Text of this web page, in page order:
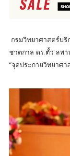
กรมวิทยาศาสตร์บริ
ชาตกาล ดร.ตั้ว ลพา
“จุดประกายวิทยาศ